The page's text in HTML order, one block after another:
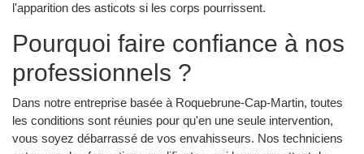
l'apparition des asticots si les corps pourrissent.
Pourquoi faire confiance à nos
professionnels ?
Dans notre entreprise basée à Roquebrune-Cap-Martin, toutes
les conditions sont réunies pour qu'en une seule intervention,
vous soyez débarrassé de vos envahisseurs. Nos techniciens